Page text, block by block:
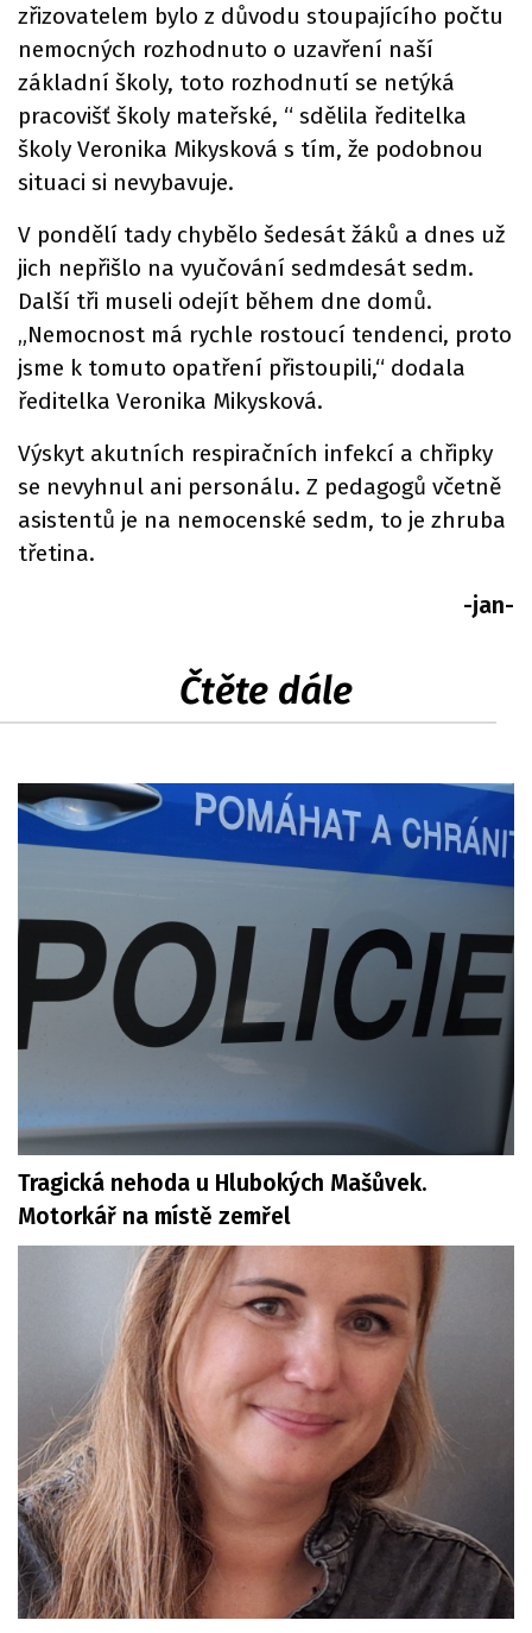
zřizovatelem bylo z důvodu stoupajícího počtu
nemocných rozhodnuto o uzavření naší
základní školy, toto rozhodnutí se netýká
pracovišť školy mateřské, “ sdělila ředitelka
školy Veronika Mikysková s tím, že podobnou
situaci si nevybavuje.
V pondělí tady chybělo šedesát žáků a dnes už
jich nepřišlo na vyučování sedmdesát sedm.
Další tři museli odejít během dne domů.
„Nemocnost má rychle rostoucí tendenci, proto
jsme k tomuto opatření přistoupili,“ dodala
ředitelka Veronika Mikysková.
Výskyt akutních respiračních infekcí a chřipky
se nevyhnul ani personálu. Z pedagogů včetně
asistentů je na nemocenské sedm, to je zhruba
třetina.
-jan-
Čtěte dále
Tragická nehoda u Hlubokých Mašůvek.
Motorkář na místě zemřel